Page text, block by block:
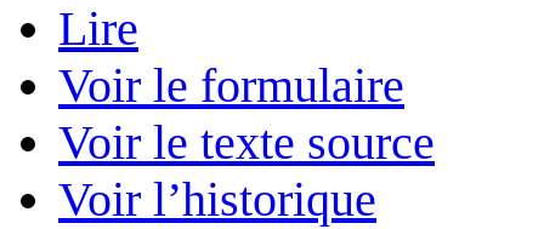
Lire
Voir le formulaire
Voir le texte source
Voir l’historique